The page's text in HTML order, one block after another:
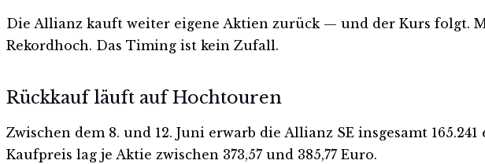
Die Allianz kauft weiter eigene Aktien zurück — und der Kurs folgt.
Rekordhoch. Das Timing ist kein Zufall.
Rückkauf läuft auf Hochtouren
Zwischen dem 8. und 12. Juni erwarb die Allianz SE insgesamt
Kaufpreis lag je Aktie zwischen 373,57 und 385,77 Euro.